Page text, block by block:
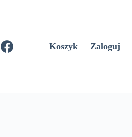
Koszyk Zaloguj